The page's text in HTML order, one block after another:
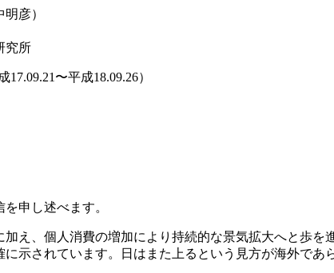
彦）
究所
〜平成18.09.26）
申し述べます。
え、個人消費の増加により持続的な景気拡大へと歩
示されています。日はまた上るという見方が海外であ